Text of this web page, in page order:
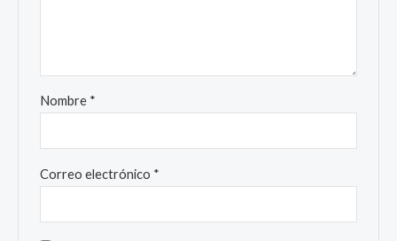
Nombre *
Correo electrónico *